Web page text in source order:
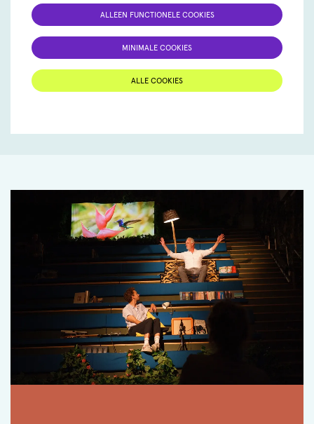
ALLEEN FUNCTIONELE COOKIES
MINIMALE COOKIES
ALLE COOKIES